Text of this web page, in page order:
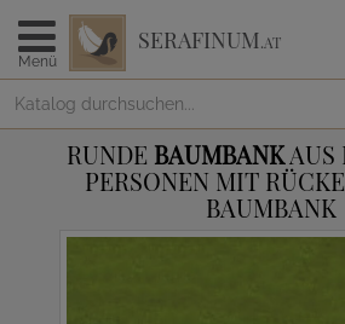
Menü
SERAFINUM.AT
RUNDE BAUMBANKAUS
PERSONEN MIT
BAUMBANK